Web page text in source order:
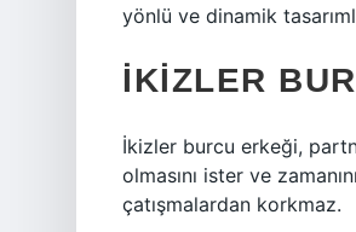
yönlü ve dinamik
İKIZLER
İkizler burcu erkeği,
olmasını ister ve
çatışmalardan korkmaz.